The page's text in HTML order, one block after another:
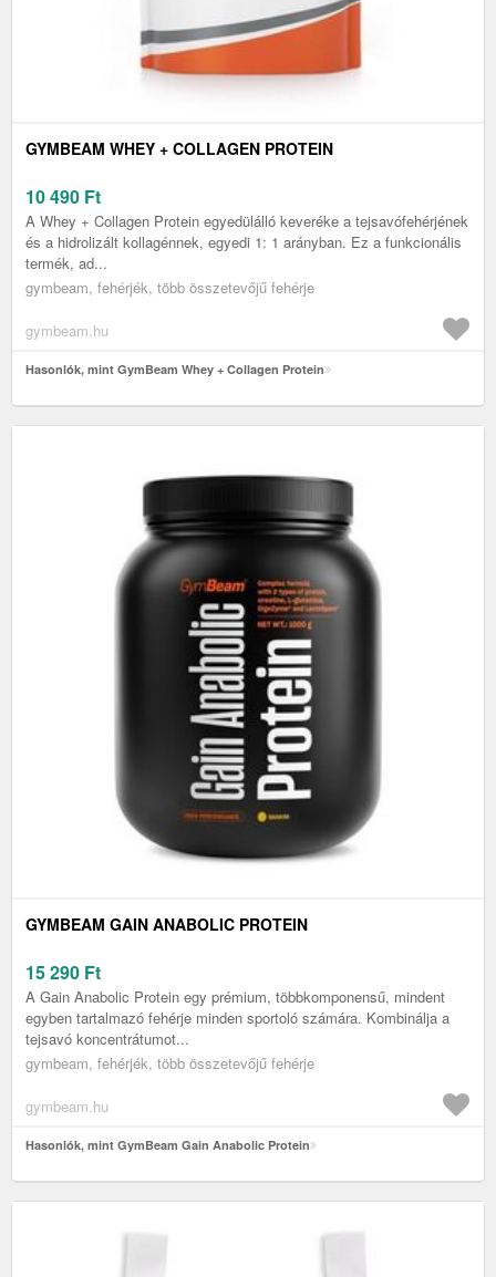
GYMBEAM WHEY + COLLAGEN PROTEIN
10 490 Ft
A Whey + Collagen Protein egyedülálló keveréke a tejsavófehérjének
és a hidrolizált kollagénnek, egyedi 1: 1 arányban. Ez a funkcionális
termék, ad...
gymbeam, fehérjék, több összetevőjű fehérje
gymbeam.hu
Hasonlók, mint GymBeam Whey + Collagen Protein
GYMBEAM GAIN ANABOLIC PROTEIN
15 290 Ft
A Gain Anabolic Protein egy prémium, többkomponensű, mindent
egyben tartalmazó fehérje minden sportoló számára. Kombinálja a
tejsavó koncentrátumot...
gymbeam, fehérjék, több összetevőjű fehérje
gymbeam.hu
Hasonlók, mint GymBeam Gain Anabolic Protein